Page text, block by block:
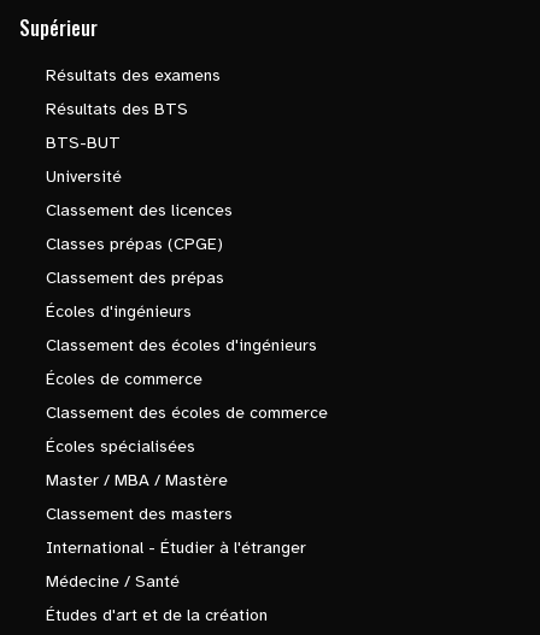
Supérieur
Résultats des examens
Résultats des BTS
BTS-BUT
Université
Classement des licences
Classes prépas (CPGE)
Classement des prépas
Écoles d'ingénieurs
Classement des écoles d'ingénieurs
Écoles de commerce
Classement des écoles de commerce
Écoles spécialisées
Master / MBA / Mastère
Classement des masters
International - Étudier à l'étranger
Médecine / Santé
Études d'art et de la création